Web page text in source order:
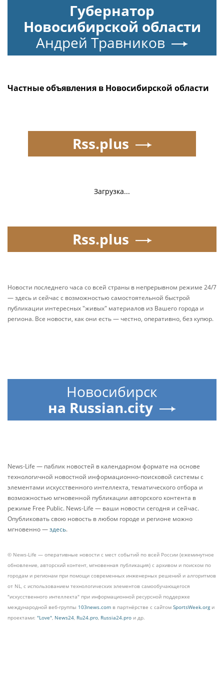
Губернатор
Новосибирской области
Андрей Травников
Частные объявления в Новосибирской области
Загрузка...
Rss.plus
Rss.plus
Новости последнего часа со всей страны в непрерывном режиме 24/7
— здесь и сейчас с возможностью самостоятельной быстрой
публикации интересных "живых" материалов из Вашего города и
региона. Все новости, как они есть — честно, оперативно, без купюр.
Новосибирск
на Russian.city
News-Life — паблик новостей в календарном формате на основе
технологичной новостной информационно-поисковой системы с
элементами искусственного интеллекта, тематического отбора и
возможностью мгновенной публикации авторского контента в
режиме Free Public. News-Life — ваши новости сегодня и сейчас.
Опубликовать свою новость в любом городе и регионе можно
мгновенно —здесь.
© News-Life — оперативные новости с мест событий по всей России (ежеминутное
обновление, авторский контент, мгновенная публикация) с архивом и поиском по
городам и регионам при помощи современных инженерных решений и алгоритмов
от NL, с использованием технологических элементов самообучающегося
"искусственного интеллекта" при информационной ресурсной поддержке
международной веб-группы 103news.com в партнёрстве с сайтом SportsWeek.orgи
проектами: "Love", News24, Ru24.pro, Russia24.pro и др.